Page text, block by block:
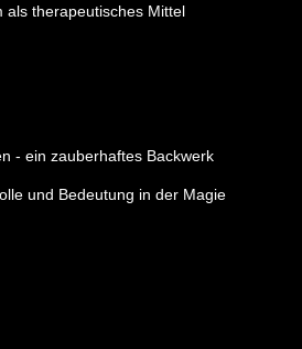
als therapeutisches Mittel
- ein zauberhaftes Backwerk
und Bedeutung in der Magie